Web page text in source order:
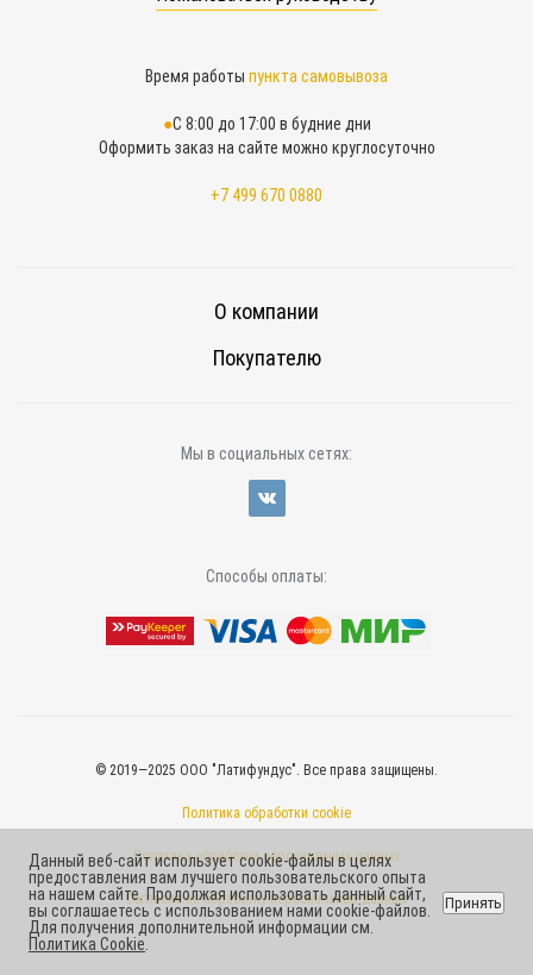
Время работы пункта самовывоза
С 8:00 до 17:00 в будние дни
Оформить заказ на сайте можно круглосуточно
+7 499 670 0880
О компании
Покупателю
Мы в социальных сетях:
Способы оплаты:
© 2019—2025 ООО "Латифундус". Все права защищены.
Политика обработки cookie
Политика обработки персональных данных
Согласие на обработку персональных данных
Данный веб-сайт использует cookie-файлы в целях
предоставления вам лучшего пользовательского опыта
на нашем сайте. Продолжая использовать данный сайт,
вы соглашаетесь с использованием нами cookie-файлов.
Для получения дополнительной информации см.
Политика Cookie
Принять